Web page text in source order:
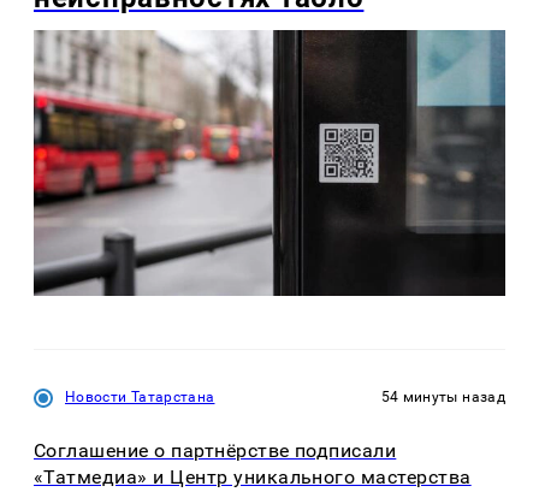
Новости Татарстана 54 минуты назад
Соглашение о партнёрстве подписали
«Татмедиа» и Центр уникального мастерства